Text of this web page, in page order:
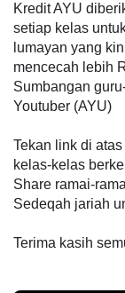
Kredit AYU
setiap kelas
lumayan yang
mencecah lebih
Sumbangan
Youtuber (AYU)
Tekan link di
kelas-kelas
Share ramai-
Sedeqah jariah
Terima kasih